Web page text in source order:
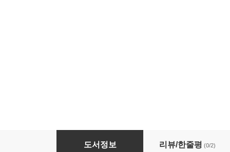
저스트 위시 JUST WISH
도서정보 리뷰/한줄평 (0/2)